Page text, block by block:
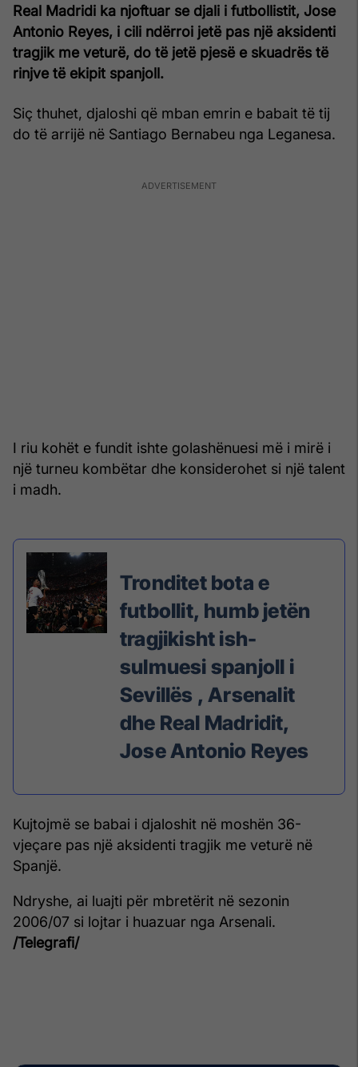
Real Madridi ka njoftuar se djali i futbollistit, Jose
Antonio Reyes, i cili ndërroi jetë pas një aksidenti
tragjik me veturë, do të jetë pjesë e skuadrës të
rinjve të ekipit spanjoll.
Siç thuhet, djaloshi që mban emrin e babait të tij
do të arrijë në Santiago Bernabeu nga Leganesa.
I riu kohët e fundit ishte golashënuesi më i mirë i
një turneu kombëtar dhe konsiderohet si një talent
i madh.
Tronditet bota e
futbollit, humb jetën
tragjikisht ish-
sulmuesi spanjoll i
Sevillës , Arsenalit
dhe Real Madridit,
Jose Antonio Reyes
Kujtojmë se babai i djaloshit në moshën 36-
vjeçare pas një aksidenti tragjik me veturë në
Spanjë.
Ndryshe, ai luajti për mbretërit në sezonin
2006/07 si lojtar i huazuar nga Arsenali.
/Telegrafi/